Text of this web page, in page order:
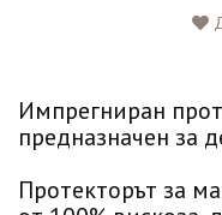
Импрегниран
предназначен за
Протекторът за